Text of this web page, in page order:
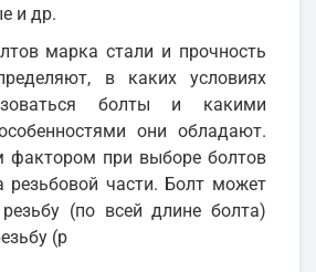
и др.
марка стали и прочность
в каких условиях
болты и какими
они обладают.
при выборе болтов
резьбовой части. Болт может
(по всей длине болта)
(р